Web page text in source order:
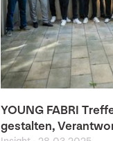
YOUNG FABRI
gestalten,